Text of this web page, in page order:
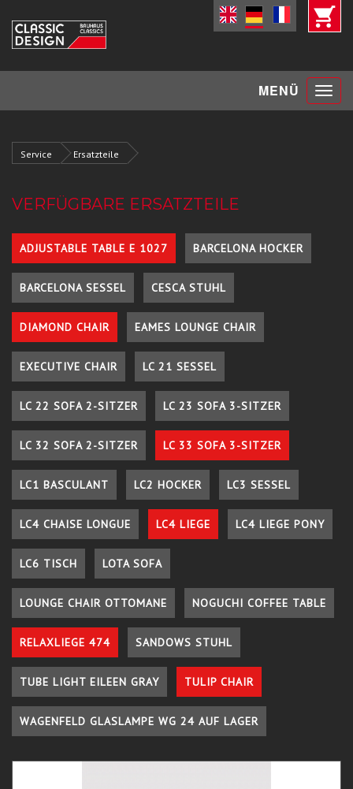
MENÜ Toggle
Service Ersatzteile
VERFÜGBARE ERSATZTEILE
ADJUSTABLE TABLE E 1027 BARCELONA HOCKER
BARCELONA SESSEL CESCA STUHL
DIAMOND CHAIR EAMES LOUNGE CHAIR
EXECUTIVE CHAIR LC 21 SESSEL
LC 22 SOFA 2-SITZER LC 23 SOFA 3-SITZER
LC 32 SOFA 2-SITZER LC 33 SOFA 3-SITZER
LC1 BASCULANT LC2 HOCKER LC3 SESSEL
LC4 CHAISE LONGUE LC4 LIEGE LC4 LIEGE PONY
LC6 TISCH LOTA SOFA
LOUNGE CHAIR OTTOMANE NOGUCHI COFFEE TABLE
RELAXLIEGE 474 SANDOWS STUHL
TUBE LIGHT EILEEN GRAY TULIP CHAIR
WAGENFELD GLASLAMPE WG 24 AUF LAGER